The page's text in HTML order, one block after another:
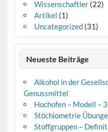
Wissenschaftler(22)
Artikel (1)
Uncategorized(31)
Neueste Beiträge
Alkohol in der
Genussmittel
Hochofen – Modell –
Stöchiometrie
Stoffgruppen –